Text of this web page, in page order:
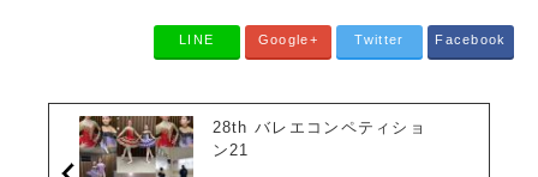
Facebook
Twitter
Google+
LINE
28th バレエコンペティショ
ン21